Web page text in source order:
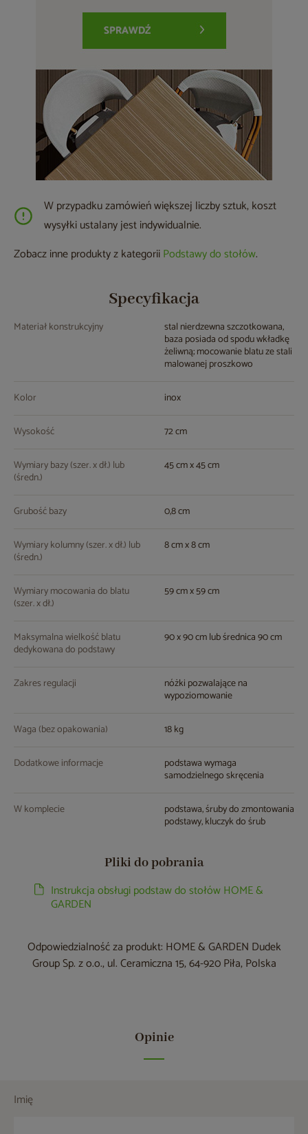
W przypadku zamówień większej liczby sztuk, koszt
wysyłki ustalany jest indywidualnie.
Zobacz inne produkty z kategoriiPodstawy do stołów.
Specyfikacja
Materiał konstrukcyjny stal nierdzewna szczotkowana,
baza posiada od spodu wkładkę
żeliwną; mocowanie blatu ze stali
malowanej proszkowo
Kolor inox
Wysokość 72 cm
Wymiary bazy (szer. x dł.) lub
(średn.)
45 cm x 45 cm
Grubość bazy 0,8 cm
Wymiary kolumny (szer. x dł.) lub
(średn.)
8 cm x 8 cm
Wymiary mocowania do blatu
(szer. x dł.)
59 cm x 59 cm
Maksymalna wielkość blatu
dedykowana do podstawy
90 x 90 cm lub średnica 90 cm
Zakres regulacji nóżki pozwalające na
wypoziomowanie
Waga (bez opakowania) 18 kg
Dodatkowe informacje podstawa wymaga
samodzielnego skręcenia
W komplecie podstawa, śruby do zmontowania
podstawy, kluczyk do śrub
Pliki do pobrania
Instrukcja obsługi podstaw do stołów HOME &
GARDEN
Odpowiedzialność za produkt: HOME & GARDEN Dudek
Group Sp. z o.o., ul. Ceramiczna 15, 64-920 Piła, Polska
Opinie
Imię